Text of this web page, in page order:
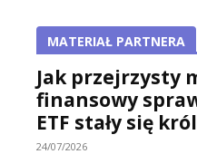
MATERIAŁ PARTNERA
Jak przejrzysty
finansowy
ETF stały się
24/07/2026